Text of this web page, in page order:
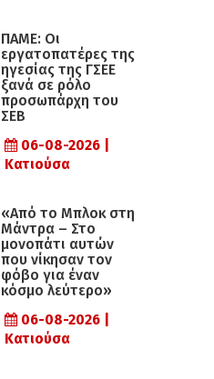
ΠΑΜΕ: Οι
εργατοπατέρες της
ηγεσίας της ΓΣΕΕ
ξανά σε ρόλο
προσωπάρχη του
ΣΕΒ
06-08-2026 |
Κατιούσα
«Από το Μπλοκ στη
Μάντρα – Στο
μονοπάτι αυτών
που νίκησαν τον
φόβο για έναν
κόσμο λεύτερο»
06-08-2026 |
Κατιούσα